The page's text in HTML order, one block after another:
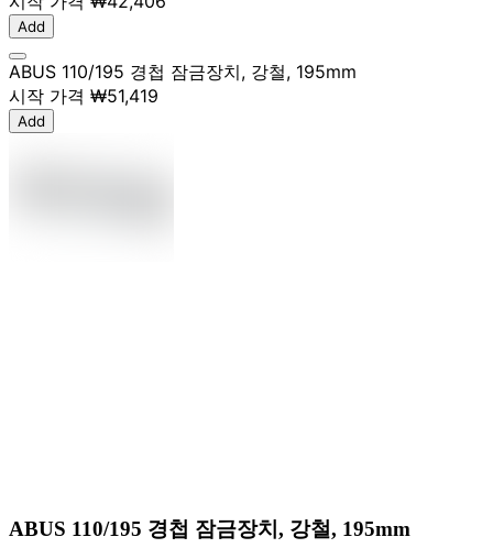
Add
ABUS 110/195 경첩 잠금장치, 강철, 195mm
시작 가격 ₩51,419
Add
ABUS 110/195 경첩 잠금장치, 강철, 195mm